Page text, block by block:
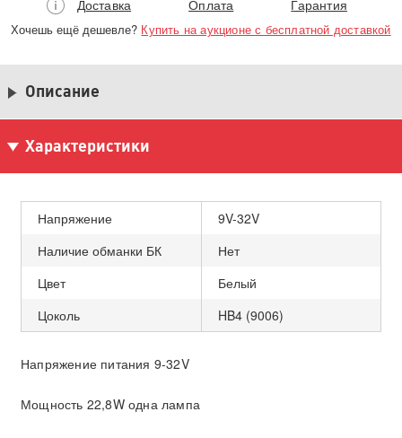
Доставка Оплата Гарантия
Хочешь ещё дешевле? Купить на аукционе с бесплатной доставкой
Описание
Характеристики
Напряжение
9V-32V
Наличие обманки БК
Нет
Цвет
Белый
Цоколь
HB4 (9006)
Напряжение питания 9-32V
Мощность 22,8W одна лампа